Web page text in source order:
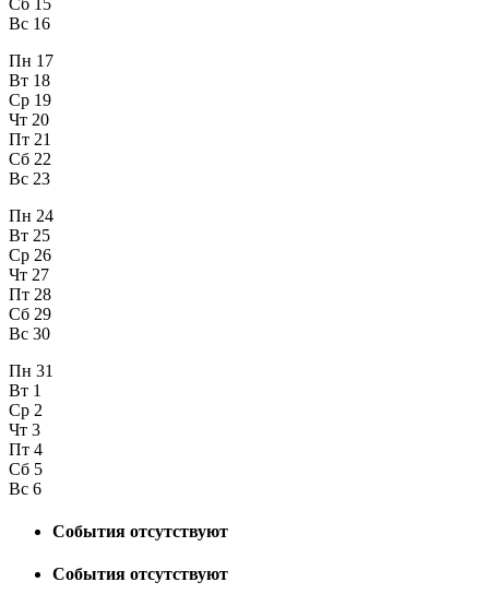
Вс 16
Пн 17
Вт 18
Ср 19
Чт 20
Пт 21
Сб 22
Вс 23
Пн 24
Вт 25
Ср 26
Чт 27
Пт 28
Сб 29
Вс 30
Пн 31
Вт 1
Ср 2
Чт 3
Пт 4
Сб 5
Вс 6
События отсутствуют
События отсутствуют